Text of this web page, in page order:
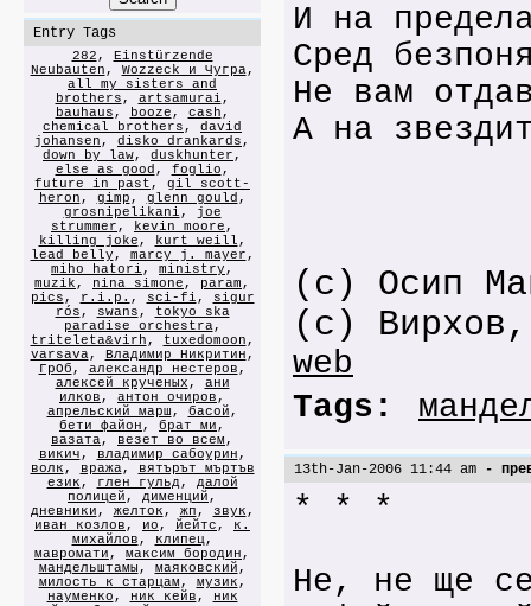
Entry Tags
282 , Einstürzende
Neubauten , Wozzeck и Чугра,
all my sisters and
brothers , artsamurai ,
bauhaus , booze , cash ,
chemical brothers , david
johansen , disko drankards ,
down by law, duskhunter ,
else as good , foglio ,
future in past , gil scott-
heron , gimp , glenn gould ,
grosnipelikani ,
joe
strummer , kevin moore ,
killing joke , kurt weill ,
lead belly , marcy j. mayer ,
miho hatori , ministry ,
muzik , nina simone , param ,
pics , r.i.p. , sci-fi ,
sigur
rós , swans ,
tokyo ska
paradise orchestra,
triteleta&virh , tuxedomoon ,
varsava, Владимир Никритин ,
ГрОб , александр нестеров ,
алексей крученых , ани
илков , антон очиров ,
апрельский марш , басой ,
бети файон , брат ми ,
вазата, везет во всем ,
викич , владимир сабоурин ,
волк , вража,
вятърът мъртъв
език , глен гульд, далой
полицей , дименций ,
дневники , желток , жп , звук ,
иван козлов , ио , йейтс , к.
михайлов , клипец,
мавромати , максим бородин ,
мандельштамы , маяковский ,
милость к старцам , музик ,
науменко , ник кейв ,
ник
И на
Сред
Не вам
А на
(c) Осип
(с)
web
Tags:
13th-Jan-2006 11:44 am -
* * *
Не, не ще